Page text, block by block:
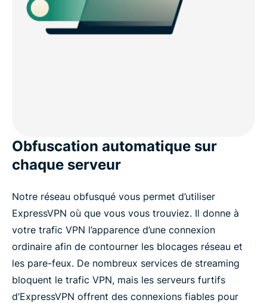
Obfuscation automatique sur
chaque serveur
Notre réseau obfusqué vous permet d’utiliser
ExpressVPN où que vous vous trouviez. Il donne à
votre trafic VPN l’apparence d’une connexion
ordinaire afin de contourner les blocages réseau et
les pare-feux. De nombreux services de streaming
bloquent le trafic VPN, mais les serveurs furtifs
d’ExpressVPN offrent des connexions fiables pour